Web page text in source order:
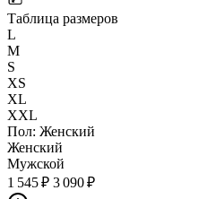
Таблица размеров
L
M
S
XS
XL
XXL
Пол: Женский
Женский
Мужской
1 545 ₽ 3 090 ₽